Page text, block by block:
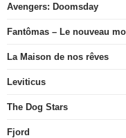
Avengers: Doomsday
Fantômas – Le nouveau
La Maison de nos rêves
Leviticus
The Dog Stars
Fjord